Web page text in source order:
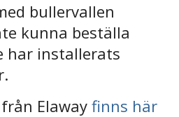
bullervallen
kunna beställa
har installerats
Elaway finns här